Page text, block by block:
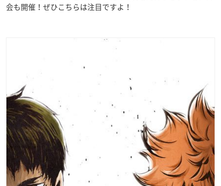
会も開催！ぜひこちらは注目ですよ！